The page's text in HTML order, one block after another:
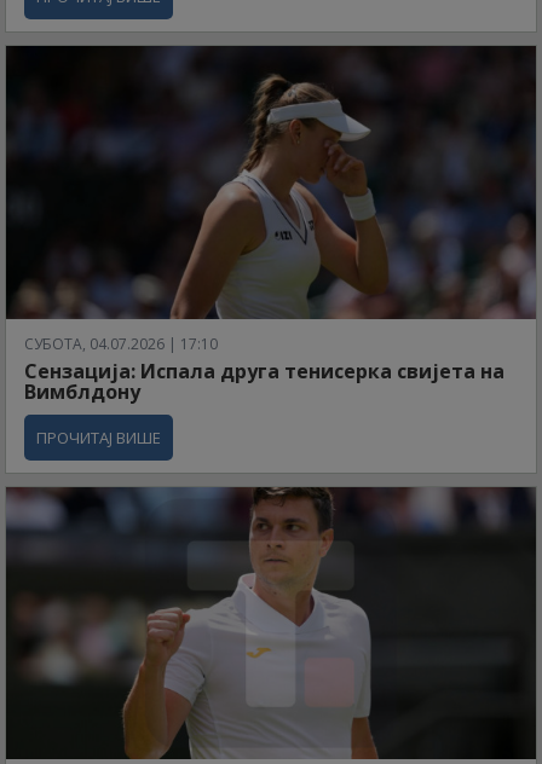
СУБОТА, 04.07.2026 | 17:10
Сензација: Испала друга тенисерка свијета на
Вимблдону
ПРОЧИТАЈ ВИШЕ